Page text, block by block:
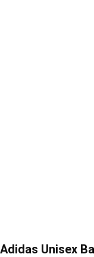
Adidas Unisex